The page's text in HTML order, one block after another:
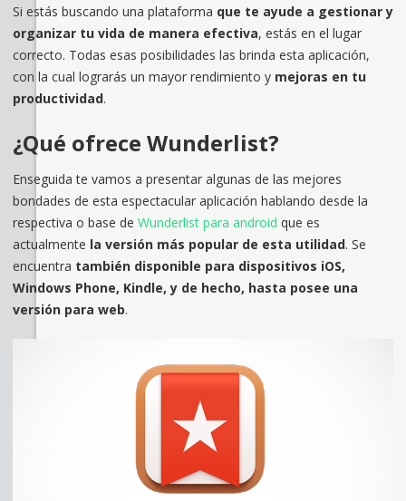
Si estás buscando una plataforma que te ayude a gestionar y
organizar tu vida de manera efectiva, estás en el lugar
correcto. Todas esas posibilidades las brinda esta aplicación,
con la cual lograrás un mayor rendimiento y mejoras en tu
productividad.
¿Qué ofrece Wunderlist?
Enseguida te vamos a presentar algunas de las mejores
bondades de esta espectacular aplicación hablando desde la
respectiva o base de Wunderlist para android que es
actualmente la versión más popular de esta utilidad. Se
encuentra también disponible para dispositivos iOS,
Windows Phone, Kindle, y de hecho, hasta posee una
versión para web.